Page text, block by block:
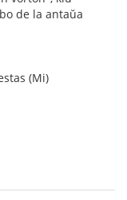
de la antaŭa
(Mi)